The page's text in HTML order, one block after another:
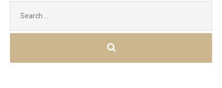
for: